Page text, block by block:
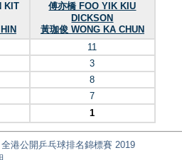
KIT
傅亦橋 FOO YIK KIU
DICKSON
黃珈俊 WONG KA CHUN
11
3
8
7
1
港公開乒乓球排名錦標賽 2019